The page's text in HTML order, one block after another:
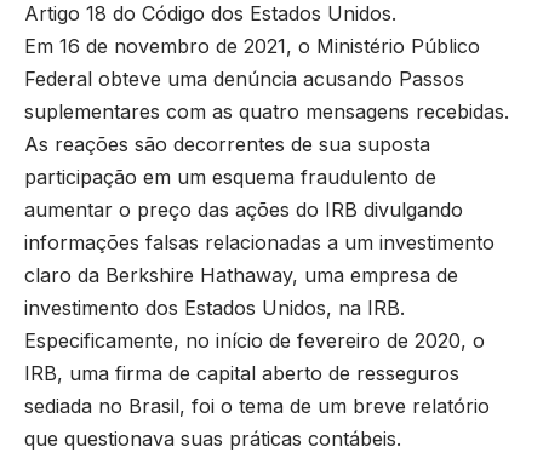
Artigo 18 do Código dos Estados Unidos.
Em 16 de novembro de 2021, o Ministério Público
Federal obteve uma denúncia acusando Passos
suplementares com as quatro mensagens recebidas.
As reações são decorrentes de sua suposta
participação em um esquema fraudulento de
aumentar o preço das ações do IRB divulgando
informações falsas relacionadas a um investimento
claro da Berkshire Hathaway, uma empresa de
investimento dos Estados Unidos, na IRB.
Especificamente, no início de fevereiro de 2020, o
IRB, uma firma de capital aberto de resseguros
sediada no Brasil, foi o tema de um breve relatório
que questionava suas práticas contábeis.